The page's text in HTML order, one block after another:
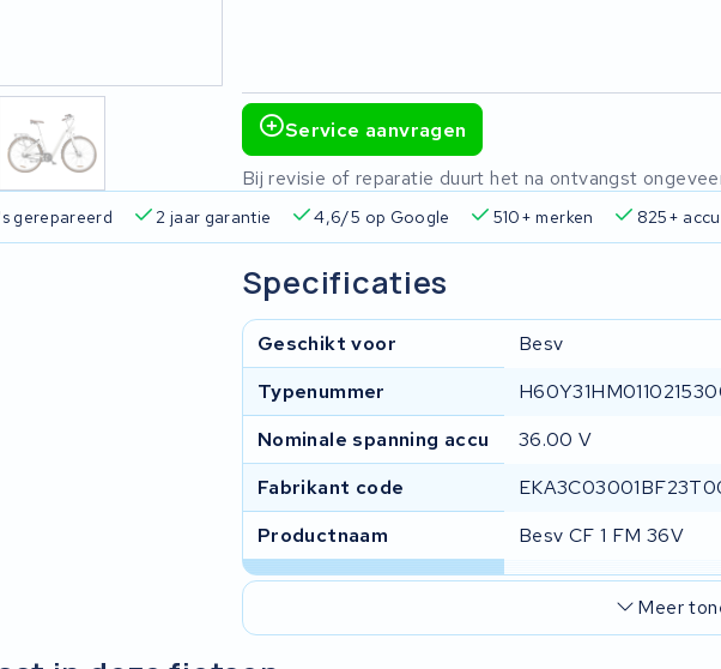
Service aanvragen
Bij revisie of reparatie duurt het na ontvangst
gerepareerd 2 jaar garantie 4,6/5 op Google 510+ merken 825+
Specificaties
Geschikt voor
Besv
Typenummer
Nominale spanning accu
36.00 V
Fabrikant code
Productnaam
Besv CF 1 FM 36V
Meer